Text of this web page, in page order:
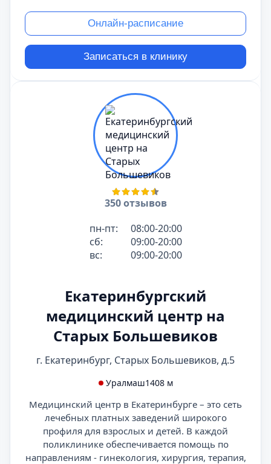
Онлайн-расписание
Записаться в клинику
350 отзывов
пн-пт:
08:00-20:00
сб:
09:00-20:00
вс:
09:00-20:00
Екатеринбургский
медицинский центр на
Старых Большевиков
г. Екатеринбург, Старых Большевиков, д.5
Уралмаш1408 м
Медицинский центр в Екатеринбурге – это сеть
лечебных платных заведений широкого
профиля для взрослых и детей. В каждой
поликлинике обеспечивается помощь по
направлениям - гинекология, хирургия, терапия,